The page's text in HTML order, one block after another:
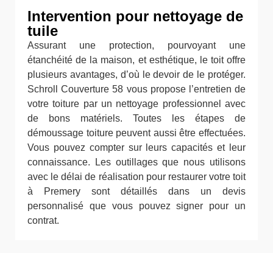
Intervention pour nettoyage de
tuile
Assurant une protection, pourvoyant une
étanchéité de la maison, et esthétique, le toit offre
plusieurs avantages, d’où le devoir de le protéger.
Schroll Couverture 58 vous propose l’entretien de
votre toiture par un nettoyage professionnel avec
de bons matériels. Toutes les étapes de
démoussage toiture peuvent aussi être effectuées.
Vous pouvez compter sur leurs capacités et leur
connaissance. Les outillages que nous utilisons
avec le délai de réalisation pour restaurer votre toit
à Premery sont détaillés dans un devis
personnalisé que vous pouvez signer pour un
contrat.